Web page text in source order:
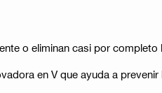
o eliminan casi por
en V que ayuda a